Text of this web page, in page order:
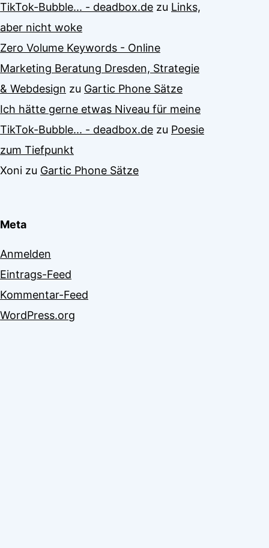
TikTok-Bubble... - deadbox.de zu Links,
aber nicht woke
Zero Volume Keywords - Online
Marketing Beratung Dresden, Strategie
& Webdesign zu Gartic Phone Sätze
Ich hätte gerne etwas Niveau für meine
TikTok-Bubble... - deadbox.de zu Poesie
zum Tiefpunkt
Xoni zu Gartic Phone Sätze
Meta
Anmelden
Eintrags-Feed
Kommentar-Feed
WordPress.org